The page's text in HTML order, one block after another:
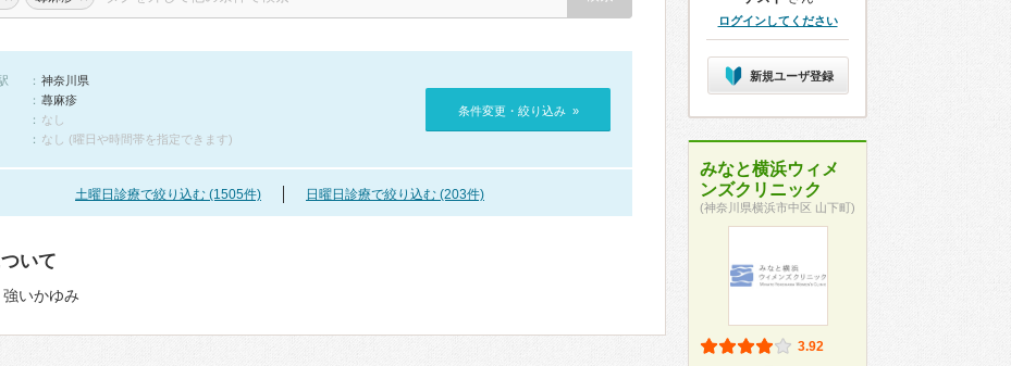
神奈川県
蕁麻疹
なし
なし (曜日や時間帯を指定できます)
条件変更・絞り込み »
土曜日診療で絞り込む (1505件) 日曜日診療で絞り込む (203件)
いて
いかゆみ
ログインしてください
新規ユーザ登録
みなと横浜ウィメ
ンズクリニック
(神奈川県横浜市中区 山下町)
3.92